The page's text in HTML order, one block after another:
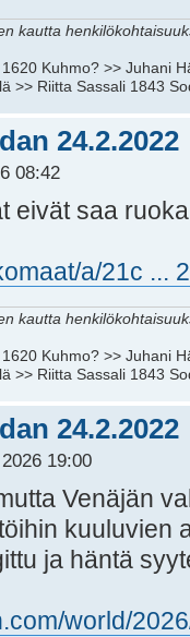
kautta
Kuhmo? >> Juhani
>> Riitta Sassali 1843
24.2.2022
08:42
eivät saa
a/21c ...
kautta
Kuhmo? >> Juhani
>> Riitta Sassali 1843
24.2.2022
19:00
Venäjän
kuuluvien
ja häntä
world/